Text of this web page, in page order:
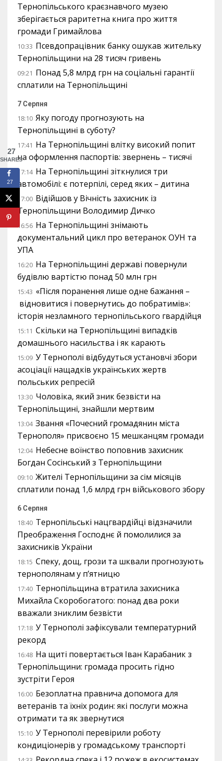
Тернопільського краєзнавчого музею
зберігається раритетна книга про життя
громади Гримайлова
10:33 Псевдопрацівник банку ошукав жительку
Тернопільщини на 28 тисяч гривень
09:21 Понад 5,8 млрд грн на соціальні гарантії
сплатили на Тернопільщині
7 Серпня
18:10 Яку погоду прогнозують на
Тернопільщині в суботу?
17:41 На Тернопільщині влітку високий попит
на оформлення паспортів: звернень – тисячі
17:14 На Тернопільщині зіткнулися три
автомобілі: є потерпілі, серед яких – дитина
17:00 Відійшов у Вічність захисник із
Тернопільщини Володимир Дичко
16:56 На Тернопільщині знімають
документальний цикл про ветеранок ОУН та
УПА
16:20 На Тернопільщині державі повернули
будівлю вартістю понад 50 млн грн
15:43 «Після поранення лише одне бажання –
відновитися і повернутись до побратимів»:
історія незламного тернопільського гвардійця
15:11 Скільки на Тернопільщині випадків
домашнього насильства і як карають
15:09 У Тернополі відбудуться установчі збори
асоціації нащадків українських жертв
польських репресій
13:30 Чоловіка, який зник безвісти на
Тернопільщині, знайшли мертвим
13:04 Звання «Почесний громадянин міста
Тернополя» присвоєно 15 мешканцям громади
12:04 Небесне воїнство поповнив захисник
Богдан Сосінський з Тернопільщини
09:10 Жителі Тернопільщини за сім місяців
сплатили понад 1,6 млрд грн військового збору
6 Серпня
18:40 Тернопільські нацгвардійці відзначили
Преображення Господнє й помолилися за
захисників України
18:15 Спеку, дощ, грози та шквали прогнозують
тернополянам у п’ятницю
17:40 Тернопільщина втратила захисника
Михайла Скоробогатого: понад два роки
вважали зниклим безвісти
17:18 У Тернополі зафіксували температурний
рекорд
16:48 На щиті повертається Іван Карабаник з
Тернопільщини: громада просить гідно
зустріти Героя
16:00 Безоплатна правнича допомога для
ветеранів та їхніх родин: які послуги можна
отримати та як звернутися
15:10 У Тернополі перевірили роботу
кондиціонерів у громадському транспорті
27
SHARES
27